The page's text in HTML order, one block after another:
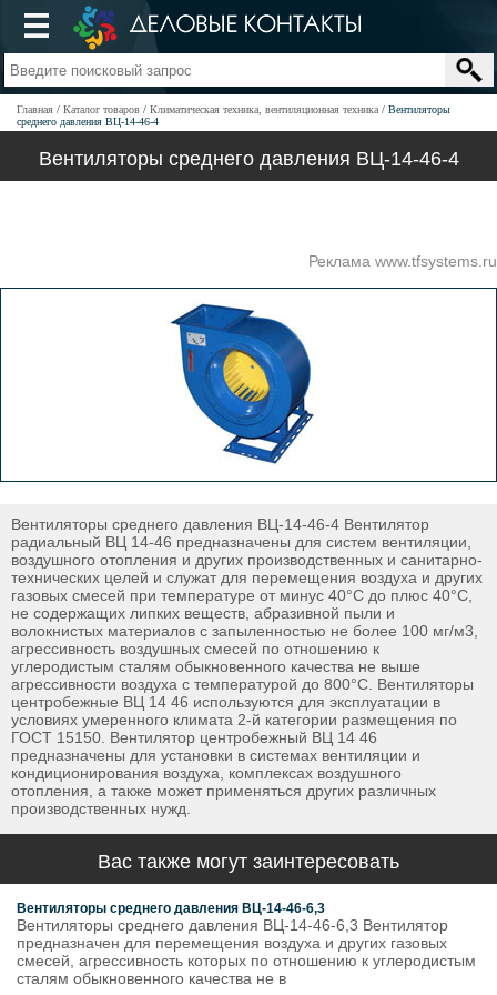
Главная Каталог товаров Климатическая техника, вентиляционная техника
Вентиляторы
среднего давления ВЦ-14-46-4
Вентиляторы среднего давления ВЦ-14-46-4
Реклама www.tfsystems.ru
Вентиляторы среднего давления ВЦ-14-46-4 Вентилятор
радиальный ВЦ 14-46 предназначены для систем вентиляции,
воздушного отопления и других производственных и санитарно-
технических целей и служат для перемещения воздуха и других
газовых смесей при температуре от минус 40°С до плюс 40°С,
не содержащих липких веществ, абразивной пыли и
волокнистых материалов с запыленностью не более 100 мг/м3,
агрессивность воздушных смесей по отношению к
углеродистым сталям обыкновенного качества не выше
агрессивности воздуха с температурой до 800°С. Вентиляторы
центробежные ВЦ 14 46 используются для эксплуатации в
условиях умеренного климата 2-й категории размещения по
ГОСТ 15150. Вентилятор центробежный ВЦ 14 46
предназначены для установки в системах вентиляции и
кондиционирования воздуха, комплексах воздушного
отопления, а также может применяться других различных
производственных нужд.
Вас также могут заинтересовать
Вентиляторы среднего давления ВЦ-14-46-6,3
Вентиляторы среднего давления ВЦ-14-46-6,3 Вентилятор
предназначен для перемещения воздуха и других газовых
смесей, агрессивность которых по отношению к углеродистым
сталям обыкновенного качества не в